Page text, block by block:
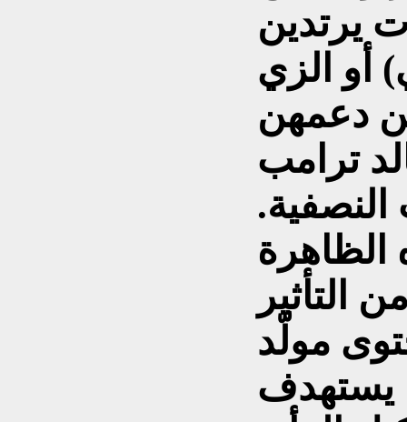
يرتدين
أو الزي
دعمهن
ترامب
النصفية.
الظاهرة
التأثير
مولّد
يستهدف